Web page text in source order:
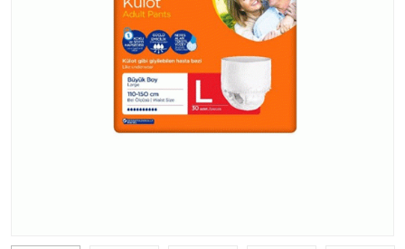
Kişisel Bakım ve Sağlık
Ortopedi Ürünleri